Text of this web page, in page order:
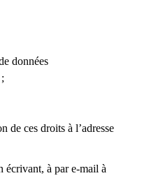
données
de ces droits à l’adresse
écrivant, à par e-mail à